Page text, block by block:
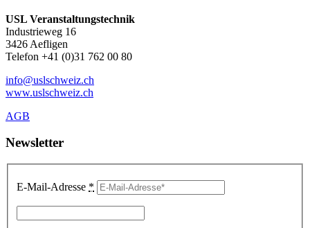
USL Veranstaltungstechnik
Industrieweg 16
3426 Aefligen
Telefon +41 (0)31 762 00 80
info@uslschweiz.ch
www.uslschweiz.ch
AGB
Newsletter
E-Mail-Adresse *